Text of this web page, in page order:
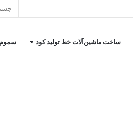
ساخت ماشین‌آلات خط تولید کود سموم